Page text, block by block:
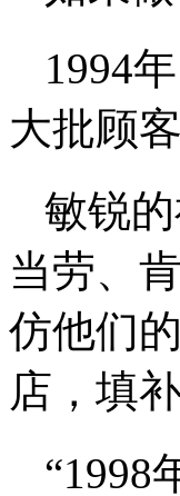
1994
大批顾
敏锐
当劳、
仿他们
店，填
“1998